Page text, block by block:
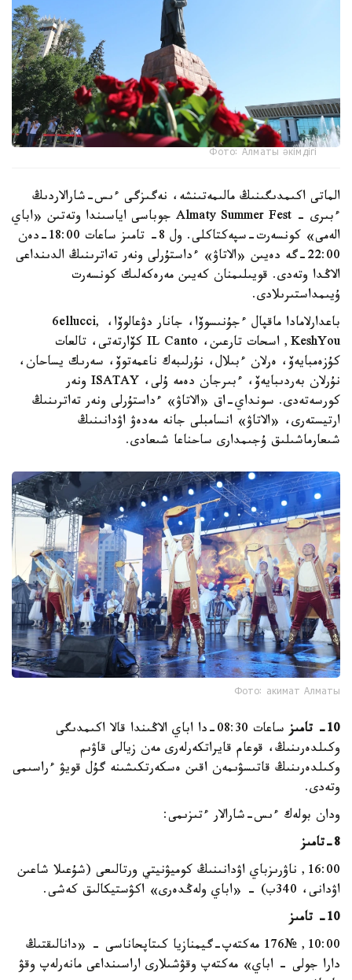
Фото: Алматы әкімдігі
الماتى اكىمدىگىنىڭ مالىمەتىنشە، نەگىزگى ءىس-شارالاردىڭ
ءبىرى - Almaty Summer Fest جوباسى اياسىندا وتەتىن «اباي
الەمى» كونسەرت-سپەكتاكلى. ول 8- تامىز ساعات 18:00-دەن
22:00-گە دەيىن «الاتاۋ» ءداستۇرلى ونەر تەاترىنىڭ الدىنداعى
الاڭدا وتەدى. قويىلىمنان كەيىن مەرەكەلىك كونسەرت
ۇيىمداستىرىلادى.
باعدارلامادا ماقپال ءجۇنىسوۆا، جانار دۋعالوۆا، 6ellucci,
KeshYou, اسحات تارعىن، IL Canto كۆارتەتى، تالعات
كۇزەمبايەۆ، ەرلان ءبىلال، نۇرلىبەك ناعمەتوۆ، سەرىك يساحان،
نۇرلان بەردىبايەۆ، ءبىرجان دەمە ۇلى، ISATAY ونەر
كورسەتەدى. سونداي-اق «الاتاۋ» ءداستۇرلى ونەر تەاترىنىڭ
ارتيستەرى، «الاتاۋ» انسامبلى جانە مەدەۋ اۋدانىنىڭ
شىعارماشىلىق ۇجىمدارى ساحناعا شىعادى.
Фото: акимат Алматы
10- تامىز
ساعات 08:30-دا اباي الاڭىندا قالا اكىمدىگى
وكىلدەرىنىڭ، قوعام قايراتكەرلەرى مەن زيالى قاۋىم
وكىلدەرىنىڭ قاتىسۋىمەن اقىن ەسكەرتكىشىنە گۇل قويۋ ءراسىمى
وتەدى.
ودان بولەك ءىس-شارالار ءتىزىمى:
8-تامىز
16:00, ناۋرىزباي اۋدانىنىڭ كوميۋنيتي ورتالىعى (شۇعىلا شاعىن
اۋدانى، 340ب) - «اباي ولەڭدەرى» اكۋستيكالىق كەشى.
10- تامىز
10:00, №176 مەكتەپ-گيمنازيا كىتاپحاناسى - «دانالىقتىڭ
دارا جولى - اباي» مەكتەپ وقۋشىلارى اراسىنداعى مانەرلەپ وقۋ